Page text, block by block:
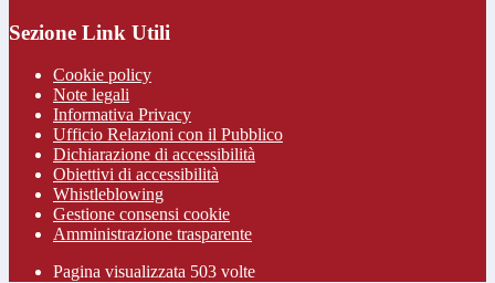
Sezione Link Utili
Cookie policy
Note legali
Informativa Privacy
Ufficio Relazioni con il Pubblico
Dichiarazione di accessibilità
Obiettivi di accessibilità
Whistleblowing
Gestione consensi cookie
Amministrazione trasparente
Pagina visualizzata 503 volte